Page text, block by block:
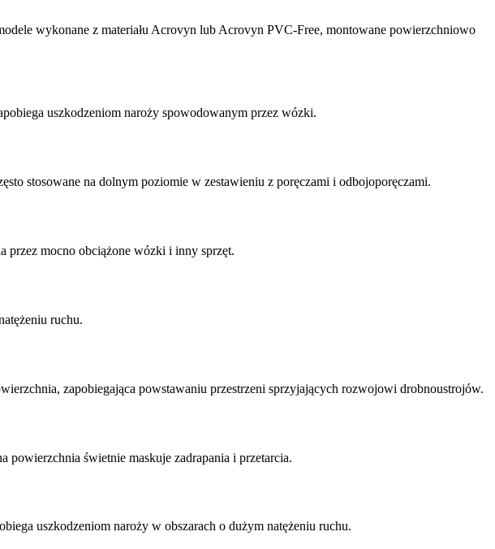
wykonane z materiału Acrovyn lub Acrovyn PVC-Free, montowane powierzchniowo
uszkodzeniom naroży spowodowanym przez wózki.
stosowane na dolnym poziomie w zestawieniu z poręczami i odbojoporęczami.
przez mocno obciążone wózki i inny sprzęt.
ruchu.
zapobiegająca powstawaniu przestrzeni sprzyjających rozwojowi drobnoustrojów.
powierzchnia świetnie maskuje zadrapania i przetarcia.
uszkodzeniom naroży w obszarach o dużym natężeniu ruchu.